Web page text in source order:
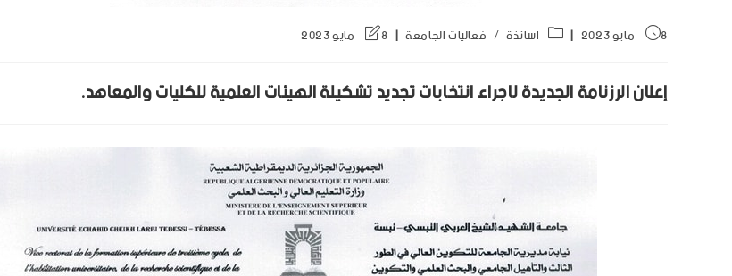
8 مايو 2023 اساتذة / فعاليات الجامعة 8 مايو 2023
إعلان الرزنامة الجديدة لاجراء انتخابات تجديد تشكيلة الهيئات العلمية للكليات والمعاهد.